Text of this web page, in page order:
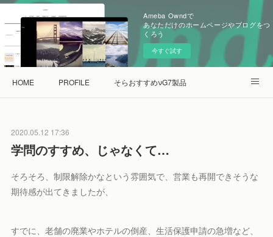
Ameba Owndで
あなただけのホームページやブログをつ
くろう
今すぐ試す
HOME PROFILE そらおすすめνG7製品
2020.05.12 17:36
学問のすすめ、じゃなくて…
そろそろ、制限解除かなという雰囲気で、営業も再開できそうな
期待感が出てきましたが、
すでに、老舗の廃業やホテルの倒産、生活保護申請の急増など、